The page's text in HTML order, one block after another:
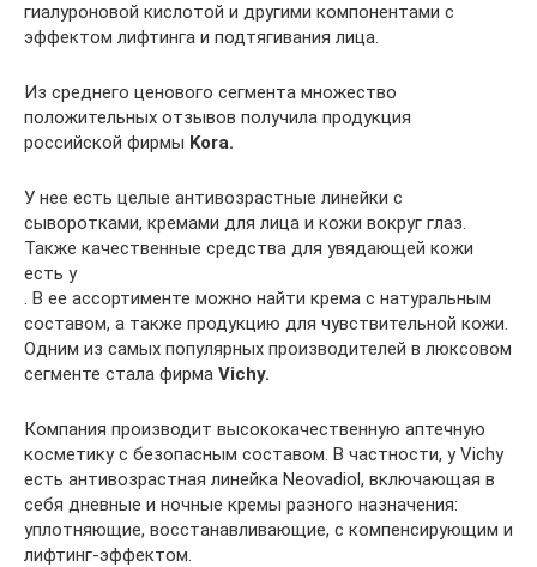
гиалуроновой кислотой и другими компонентами с
эффектом лифтинга и подтягивания лица.
Из среднего ценового сегмента множество
положительных отзывов получила продукция
российской фирмы Kora.
У нее есть целые антивозрастные линейки с
сыворотками, кремами для лица и кожи вокруг глаз.
Также качественные средства для увядающей кожи
есть у
. В ее ассортименте можно найти крема с натуральным
составом, а также продукцию для чувствительной кожи.
Одним из самых популярных производителей в люксовом
сегменте стала фирма Vichy.
Компания производит высококачественную аптечную
косметику с безопасным составом. В частности, у Vichy
есть антивозрастная линейка Neovadiol, включающая в
себя дневные и ночные кремы разного назначения:
уплотняющие, восстанавливающие, с компенсирующим и
лифтинг-эффектом.